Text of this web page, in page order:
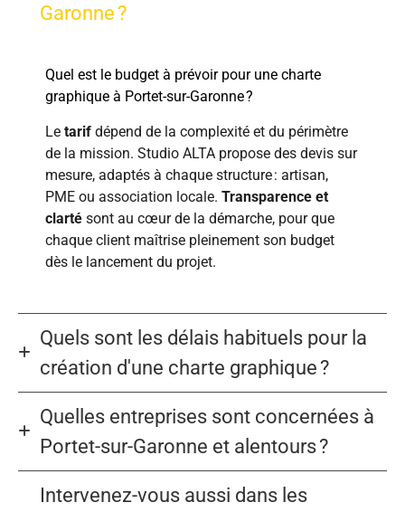
Garonne ?
Quel est le budget à prévoir pour une charte
graphique à Portet-sur-Garonne ?
Le tarif dépend de la complexité et du périmètre
de la mission. Studio ALTA propose des devis sur
mesure, adaptés à chaque structure : artisan,
PME ou association locale. Transparence et
clarté sont au cœur de la démarche, pour que
chaque client maîtrise pleinement son budget
dès le lancement du projet.
Quels sont les délais habituels pour la
création d'une charte graphique ?
Quelles entreprises sont concernées à
Portet-sur-Garonne et alentours ?
Intervenez-vous aussi dans les